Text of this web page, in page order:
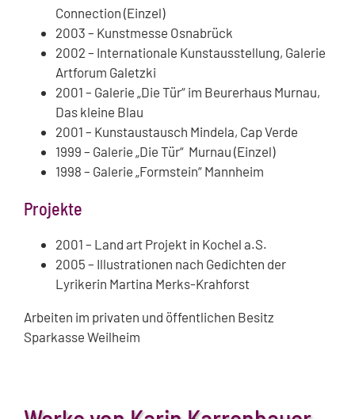
Connection (Einzel)
2003 – Kunstmesse Osnabrück
2002 – Internationale Kunstausstellung, Galerie
Artforum Galetzki
2001 – Galerie „Die Tür“ im Beurerhaus Murnau,
Das kleine Blau
2001 – Kunstaustausch Mindela, Cap Verde
1999 – Galerie „Die Tür“ Murnau (Einzel)
1998 – Galerie „Formstein“ Mannheim
Projekte
2001 – Land art Projekt in Kochel a.S.
2005 – Illustrationen nach Gedichten der
Lyrikerin Martina Merks-Krahforst
Arbeiten im privaten und öffentlichen Besitz
Sparkasse Weilheim